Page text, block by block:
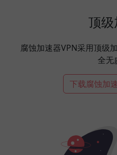
顶
腐蚀加速器VPN采用顶级
全无
下载腐蚀加